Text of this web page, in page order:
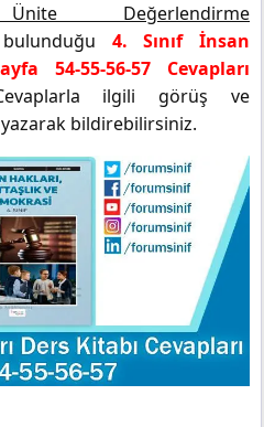
Değerlendirme
4. Sınıf İnsan
54-55-56-57 Cevapları
ilgili görüş ve
bildirebilirsiniz.